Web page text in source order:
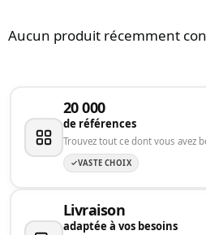
Aucun produit récemment
20 000
de références
Trouvez tout ce dont vous avez
VASTE CHOIX
Livraison
adaptée à vos besoins